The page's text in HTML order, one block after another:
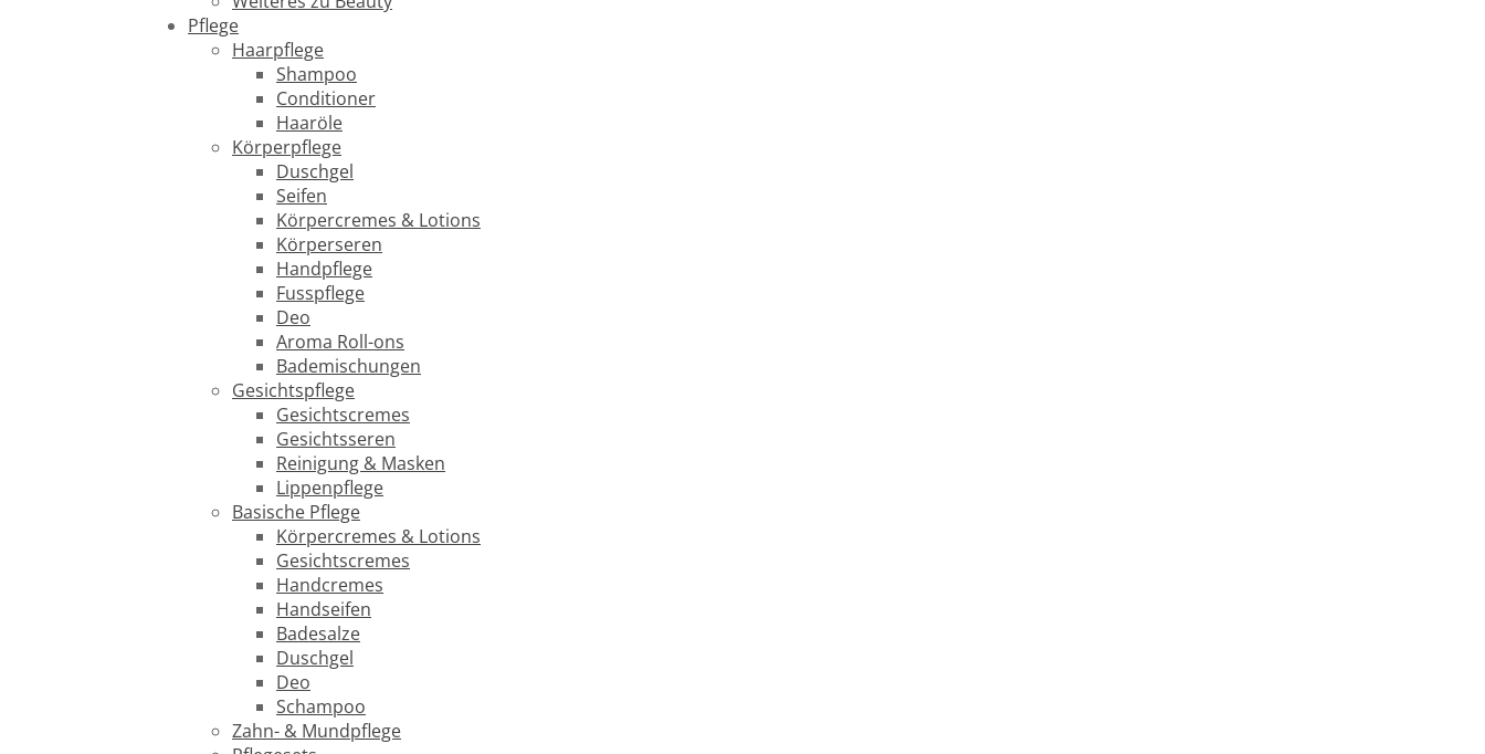
Pflege
Haarpflege
Shampoo
Conditioner
Haaröle
Körperpflege
Duschgel
Seifen
Körpercremes & Lotions
Körperseren
Handpflege
Fusspflege
Deo
Aroma Roll-ons
Bademischungen
Gesichtspflege
Gesichtscremes
Gesichtsseren
Reinigung & Masken
Lippenpflege
Basische Pflege
Körpercremes & Lotions
Gesichtscremes
Handcremes
Handseifen
Badesalze
Duschgel
Deo
Schampoo
Zahn- & Mundpflege